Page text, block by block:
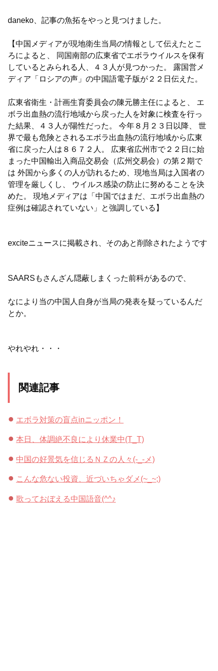
daneko、記事の魚拓をやっと見つけました。
【中国メディアが現地衛生当局の情報として伝えたとこ
ろによると、 同国南部の広東省でエボラウイルスを保有
しているとみられる人、４３人が見つかった。 露国営メ
ディア「ロシアの声」の中国語電子版が２２日伝えた。
広東省衛生・計画生育委員会の陳元勝主任によると、 エ
ボラ出血熱の流行地域から戻った人を対象に検査を行っ
た結果、４３人が陽性だった。 今年８月２３日以降、 世
界で最も危険とされるエボラ出血熱の流行地域から広東
省に戻った人は８６７２人。 広東省広州市で２２日に始
まった中国輸出入商品交易会（広州交易会）の第２期で
は 外国から多くの人が訪れるため、現地当局は入国者の
管理を厳しくし、 ウイルス感染の防止に努めることを決
めた。 現地メディアは「中国ではまだ、エボラ出血熱の
症例は確認されていない」と強調している】
exciteニュースに掲載され、そのあと削除されたようです
SAARSもさんざん隠蔽しまくった前科があるので、
なにより当の中国人自身が当局の発表を疑っているんだ
とか。
やれやれ・・・
関連記事
エボラ対策の盲点inニッポン！
本日、体調絶不良により休業中(T_T)
中国の好景気を信じるＮＺの人々(-_-メ)
こんな危ない投資、近づいちゃダメ(~_~;)
歌っておぼえる中国語音(^^♪